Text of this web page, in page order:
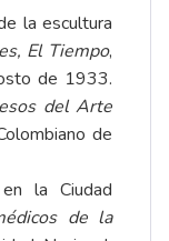
la escultura
El Tiempo,
de 1933.
del Arte
de
la Ciudad
de la